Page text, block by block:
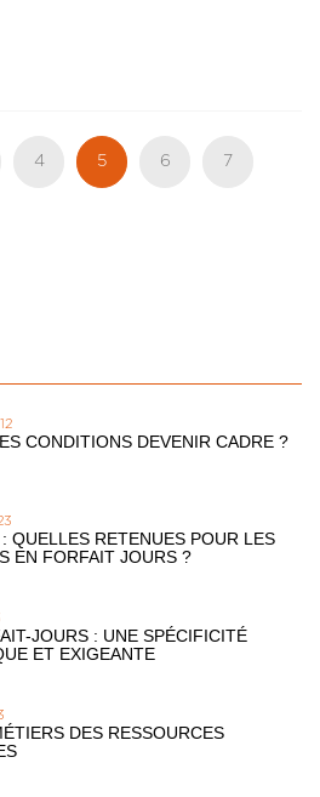
Page
4
Page
actuelle
5 Page
6 Page
7
CONDITIONS DEVENIR CADRE ?
QUELLES RETENUES POUR LES
EN FORFAIT JOURS ?
JOURS : UNE SPÉCIFICITÉ
ET EXIGEANTE
DES RESSOURCES